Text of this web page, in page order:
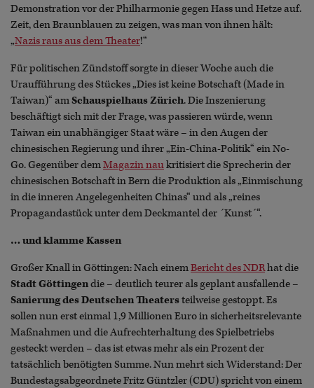
Demonstration vor der Philharmonie gegen Hass und Hetze auf.
Zeit, den Braunblauen zu zeigen, was man von ihnen hält:
„Nazis raus aus dem Theater!“
Für politischen Zündstoff sorgte in dieser Woche auch die
Uraufführung des Stückes „Dies ist keine Botschaft (Made in
Taiwan)“ amSchauspielhaus Zürich. Die Inszenierung
beschäftigt sich mit der Frage, was passieren würde, wenn
Taiwan ein unabhängiger Staat wäre – in den Augen der
chinesischen Regierung und ihrer „Ein-China-Politik“ ein No-
Go. Gegenüber demMagazin naukritisiert die Sprecherin der
chinesischen Botschaft in Bern die Produktion als „Einmischung
in die inneren Angelegenheiten Chinas“ und als „reines
Propagandastück unter dem Deckmantel der ´Kunst´“.
… und klamme Kassen
Großer Knall in Göttingen: Nach einemBericht des NDRhat die
Stadt Göttingendie – deutlich teurer als geplant ausfallende –
Sanierung des Deutschen Theatersteilweise gestoppt. Es
sollen nun erst einmal 1,9 Millionen Euro in sicherheitsrelevante
Maßnahmen und die Aufrechterhaltung des Spielbetriebs
gesteckt werden – das ist etwas mehr als ein Prozent der
tatsächlich benötigten Summe. Nun mehrt sich Widerstand: Der
Bundestagsabgeordnete Fritz Güntzler (CDU) spricht von einem